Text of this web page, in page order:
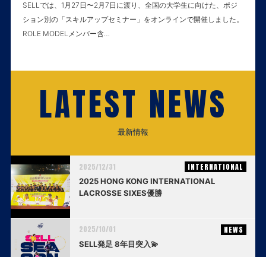
SELLでは、1月27日〜2月7日に渡り、全国の大学生に向けた、ポジ
ション別の「スキルアップセミナー」をオンラインで開催しました。
ROLE MODELメンバー含…
LATEST NEWS
最新情報
2025/12/31 INTERNATIONAL
2025 HONG KONG INTERNATIONAL
LACROSSE SIXES優勝
2025/10/01 NEWS
SELL発足 8年目突入💫